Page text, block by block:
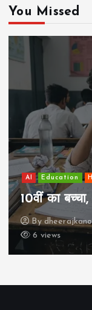
You Missed
AI Education
झुग्गी में रहने
कैसे “बड़ा
By
17 views